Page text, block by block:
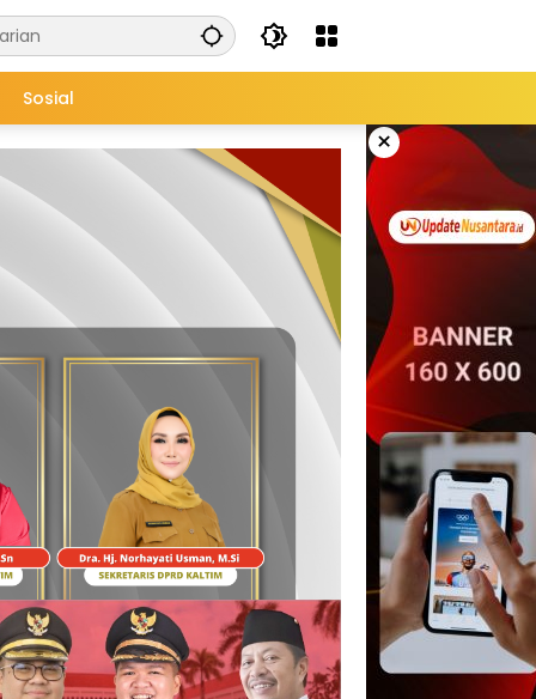
Sosial
×